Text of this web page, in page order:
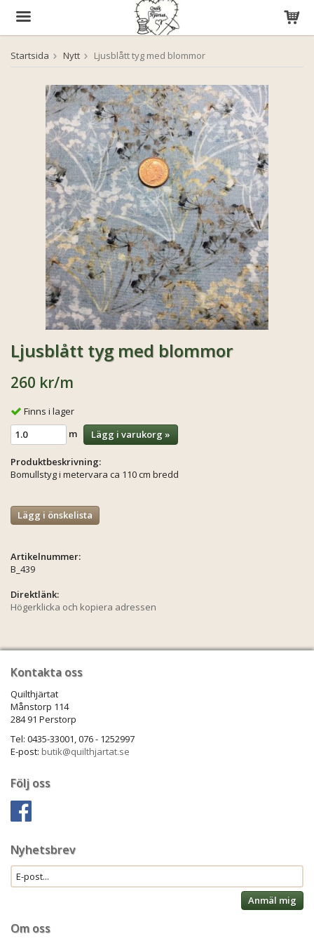
Produkten har blivit tillagd i varukorgen
Startsida Nytt Ljusblått tyg med blommor
Ljusblått tyg med blommor
260 kr/m
Finns i lager
m
Lägg i varukorg »
Produktbeskrivning:
Bomullstyg i metervara ca 110 cm bredd
Lägg i önskelista
Artikelnummer:
B_439
Direktlänk:
Högerklicka och kopiera adressen
Kontakta oss
Quilthjärtat
Månstorp 114
284 91 Perstorp
Tel: 0435-33001, 076 - 1252997
E-post: butik@quilthjartat.se
Följ oss
Nyhetsbrev
Anmäl mig
Om oss